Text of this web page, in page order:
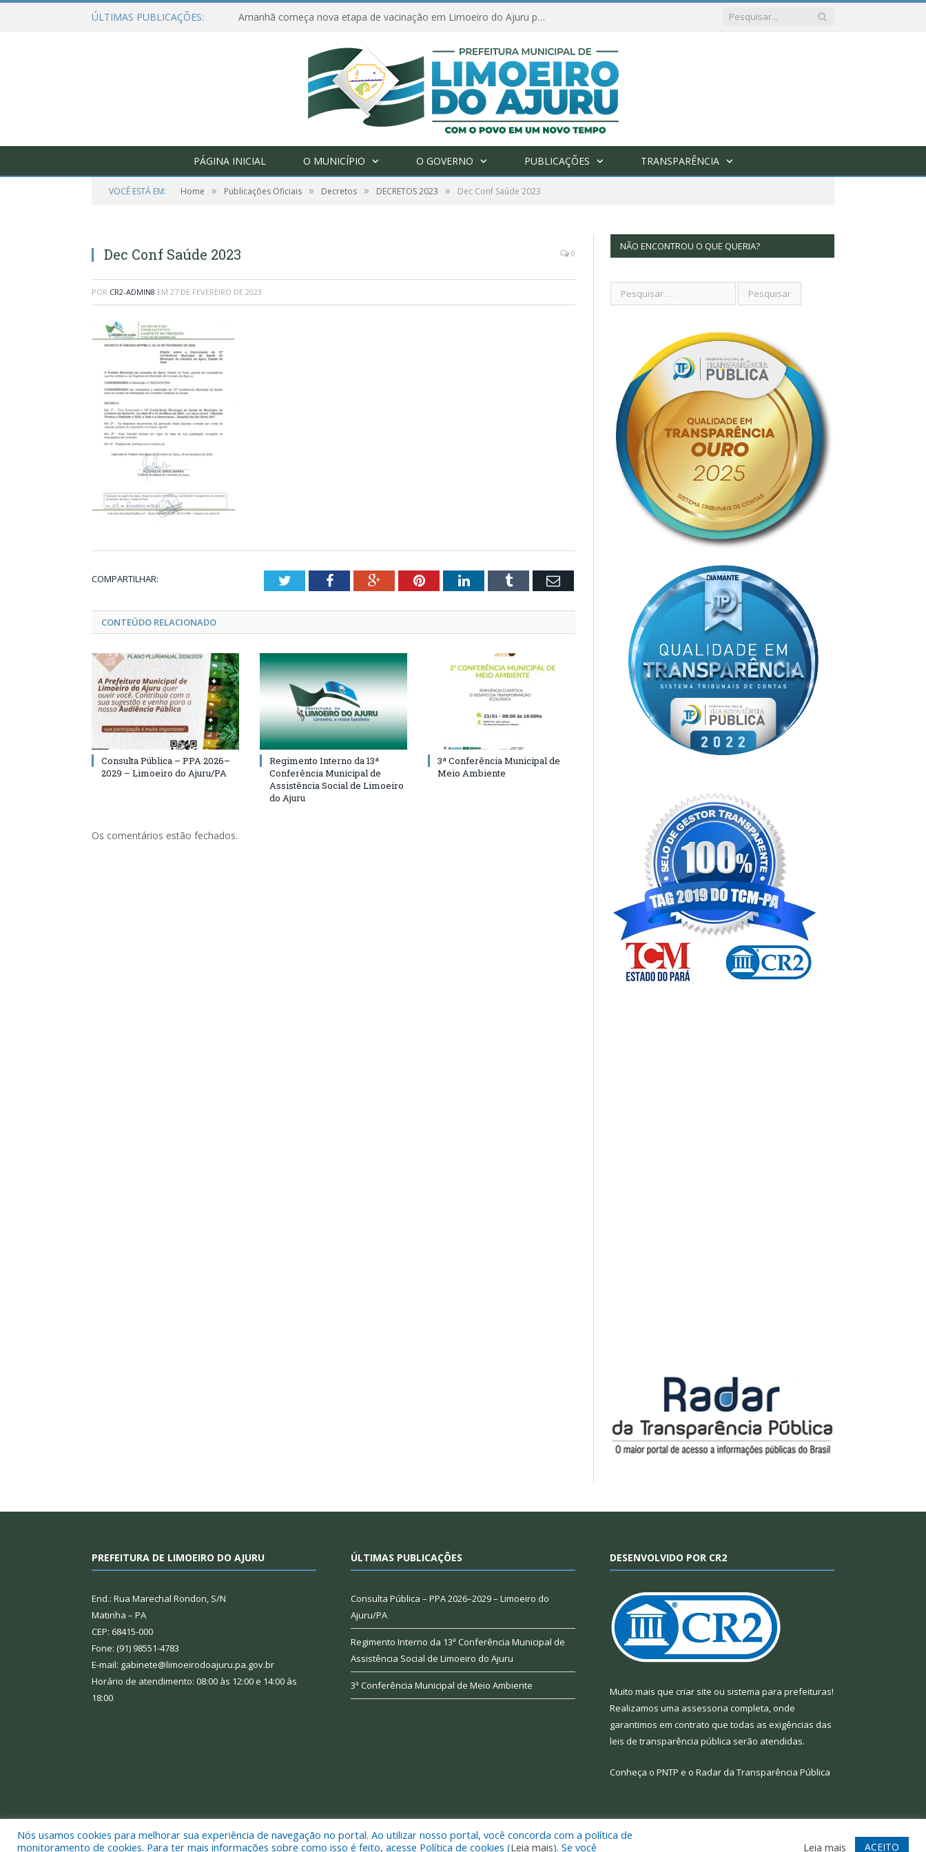
ÚLTIMAS PUBLICAÇÕES: Amanhã começa nova etapa de vacinação em Limoeiro do Ajuru para idosos com 65 ou mais
PÁGINA INICIAL O MUNICÍPIO O GOVERNO PUBLICAÇÕES TRANSPARÊNCIA
VOCÊ ESTÁ EM: Home » Publicações Oficiais » Decretos » DECRETOS 2023 » Dec Conf Saúde 2023
Dec Conf Saúde 2023 0
POR CR2-ADMIN8 EM 27 DE FEVEREIRO DE 2023
COMPARTILHAR: TwitterFacebookGoogle+PinterestLinkedInTumblr Email
CONTEÚDO RELACIONADO
Consulta Pública – PPA 2026–
2029 – Limoeiro do Ajuru/PA
Regimento Interno da 13ª
Conferência Municipal de
Assistência Social de Limoeiro
do Ajuru
3ª Conferência Municipal de
Meio Ambiente
Os comentários estão fechados.
NÃO ENCONTROU O QUE QUERIA?
PREFEITURA DE LIMOEIRO DO AJURU
End.: Rua Marechal Rondon, S/N
Matinha – PA
CEP: 68415-000
Fone: (91) 98551-4783
E-mail: gabinete@limoeirodoajuru.pa.gov.br
Horário de atendimento: 08:00 às 12:00 e 14:00 às
18:00
ÚLTIMAS PUBLICAÇÕES
Consulta Pública – PPA 2026–2029 – Limoeiro do
Ajuru/PA
Regimento Interno da 13ª Conferência Municipal de
Assistência Social de Limoeiro do Ajuru
3ª Conferência Municipal de Meio Ambiente
DESENVOLVIDO POR CR2
Muito mais que criar site ou sistema para prefeituras!
Realizamos uma assessoria completa, onde
garantimos em contrato que todas as exigências das
leis de transparência pública serão atendidas.
Conheça o PNTP e o Radar da Transparência Pública
Todos os direitos reservados a Prefeitura Municipal de Limoeiro do Ajuru. Mapa do Site Acessar Webmail
Nós usamos cookies para melhorar sua experiência de navegação no portal. Ao utilizar nosso portal, você concorda com a política de
monitoramento de cookies. Para ter mais informações sobre como isso é feito, acesse Política de cookies (Leia mais). Se você Leia mais ACEITO